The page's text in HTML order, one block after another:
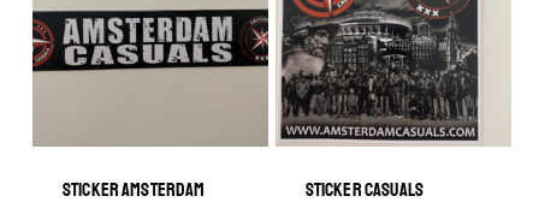
STICKER AMSTERDAM
STICKER CASUALS